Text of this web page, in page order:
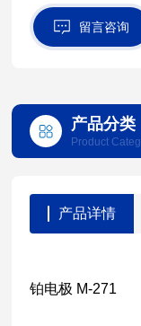
留言咨询
产品分类
Product
产品详情
铂电极 M-271